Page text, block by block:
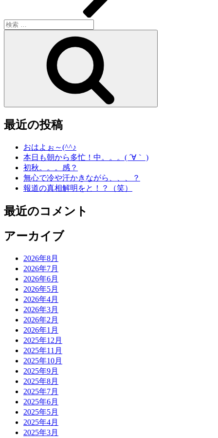
検
索:
最近の投稿
おはよぉ～(^^♪
本日も朝から多忙！中。。。( ´∀｀ )
初秋。。。感？
無心で冷や汗かきながら、、、？
報道の真相解明をと！？（笑）
最近のコメント
アーカイブ
2026年8月
2026年7月
2026年6月
2026年5月
2026年4月
2026年3月
2026年2月
2026年1月
2025年12月
2025年11月
2025年10月
2025年9月
2025年8月
2025年7月
2025年6月
2025年5月
2025年4月
2025年3月